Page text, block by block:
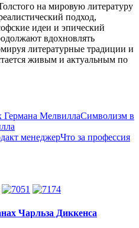
на мировую литературу
подход,
идеи и эпический
вдохновлять
литературные традиции и
живым и актуальным по
Символизм в
Что за профессия
Чарльза Диккенса